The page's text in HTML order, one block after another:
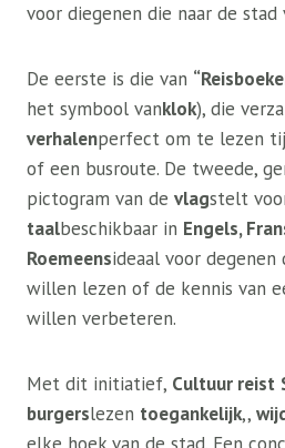
voor diegenen die naar de stad
De eerste is die van
het symbool vanklok), die
verhalenperfect om te lezen
of een busroute. De tweede,
pictogram van de vlagstelt
taalbeschikbaar in Engels,
Roemeensideaal voor
willen lezen of de kennis van
willen verbeteren.
Met dit initiatief, Cultuur reist
burgerslezen toegankelijk,,